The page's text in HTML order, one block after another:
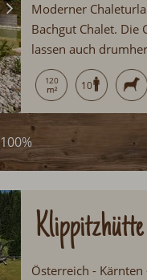
Moderner
Bachgut Chalet.
lassen auch
Pot auf der
in/Ski out...
120 10
100%
Klippitzhütte
Österreich - Kärnten